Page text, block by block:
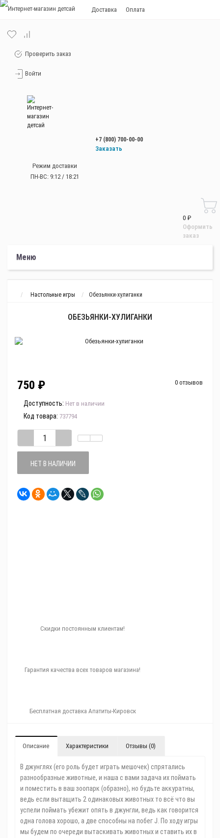
Доставка Оплата
Проверить заказ
Войти
+7 (800) 700-00-00
Заказать
Режим доставки
ПН-ВС: 9:12 / 18:21
0 ₽
Оформить
заказ
Меню
Настольные игры Обезьянки-хулиганки
ОБЕЗЬЯНКИ-ХУЛИГАНКИ
0 отзывов
750 ₽
Доступность: Нет в наличии
Код товара: 737794
НЕТ В НАЛИЧИИ
Скидки постоянным клиентам!
Гарантия качества всех товаров магазина!
Бесплатная доставка Апатиты-Кировск
Описание Характеристики Отзывы (0)
В джунглях (его роль будет играть мешочек) спрятались
разнообразные животные, и наша с вами задача их поймать
и поместить в ваш зоопарк (образно), но будьте аккуратны,
ведь если вытащить 2 одинаковых животных то всё что вы
успели поймать убежит опять в джунгли, ведь как говорится
одна голова хорошо, а две способны на побег J. По ходу игры
мы будем по очереди вытаскивать животных и ставить их в